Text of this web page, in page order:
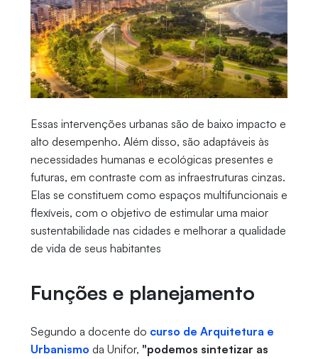
Essas intervenções urbanas são de baixo impacto e
alto desempenho. Além disso, são adaptáveis às
necessidades humanas e ecológicas presentes e
futuras, em contraste com as infraestruturas cinzas.
Elas se constituem como espaços multifuncionais e
flexíveis, com o objetivo de estimular uma maior
sustentabilidade nas cidades e melhorar a qualidade
de vida de seus habitantes
Funções e planejamento
Segundo a docente do curso de Arquitetura e
Urbanismo da Unifor, "podemos sintetizar as